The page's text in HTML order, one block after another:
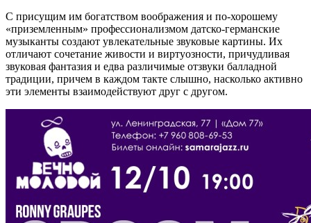
С присущим им богатством воображения и по-хорошему
«приземленным» профессионализмом датско-германские
музыканты создают увлекательные звуковые картины. Их
отличают сочетание живости и виртуозности, причудливая
звуковая фантазия и едва различимые отзвуки балладной
традиции, причем в каждом такте слышно, насколько активно
эти элементы взаимодействуют друг с другом.